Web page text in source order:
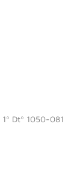
Dtº 1050-081